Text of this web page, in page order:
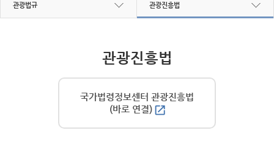
관광법규 관광진흥법
관광진흥법
국가법령정보센터 관광진흥법
(바로 연결)